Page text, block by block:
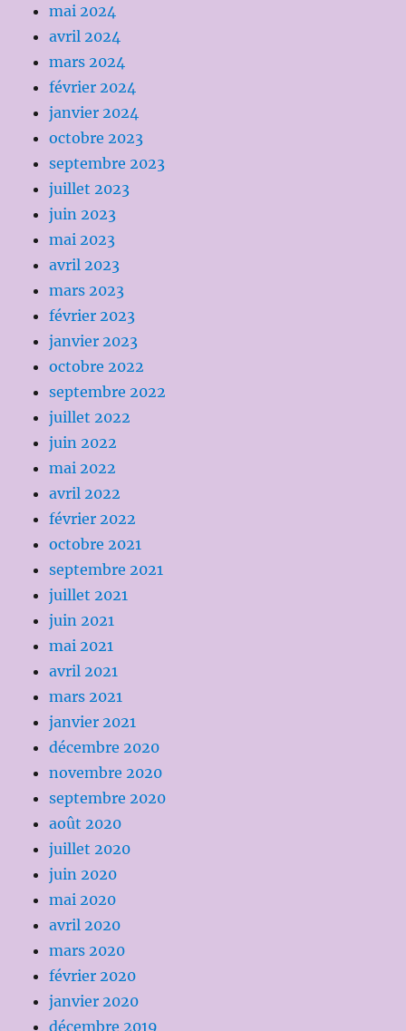
mai 2024
avril 2024
mars 2024
février 2024
janvier 2024
octobre 2023
septembre 2023
juillet 2023
juin 2023
mai 2023
avril 2023
mars 2023
février 2023
janvier 2023
octobre 2022
septembre 2022
juillet 2022
juin 2022
mai 2022
avril 2022
février 2022
octobre 2021
septembre 2021
juillet 2021
juin 2021
mai 2021
avril 2021
mars 2021
janvier 2021
décembre 2020
novembre 2020
septembre 2020
août 2020
juillet 2020
juin 2020
mai 2020
avril 2020
mars 2020
février 2020
janvier 2020
décembre 2019